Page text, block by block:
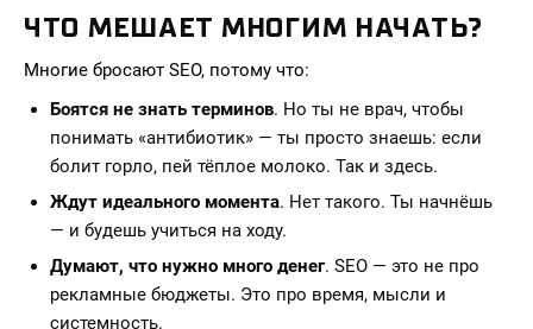
ЧТО МЕШАЕТ МНОГИМ НАЧАТЬ?
Многие бросают SEO, потому что:
Боятся не знать терминов. Но ты не врач, чтобы
понимать «антибиотик» — ты просто знаешь: если
болит горло, пей тёплое молоко. Так и здесь.
Ждут идеального момента. Нет такого. Ты начнёшь
— и будешь учиться на ходу.
Думают, что нужно много денег. SEO — это не про
рекламные бюджеты. Это про время, мысли и
системность.